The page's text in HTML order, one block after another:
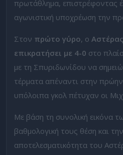
πρωτάθλημα, επιστρέφοντας
αγωνιστική υποχρέωση την
Στον πρώτο γύρο, ο
επικρατήσει με 4-0 στο
με τη Σπυριδωνίδου να
τέρματα απέναντι στην
υπόλοιπα γκολ πέτυχαν οι
Με βάση τη συνολική εικόνα
βαθμολογική τους θέση και
αποτελεσματικότητα του